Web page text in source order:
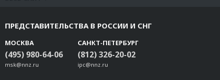
ПРЕДСТАВИТЕЛЬСТВА В РОССИИ И СНГ
МОСКВА
(495) 980-64-06
msk@nnz.ru
САНКТ-ПЕТЕРБУРГ
(812) 326-20-02
ipc@nnz.ru